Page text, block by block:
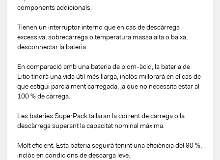
components addicionals.
Tienen un interruptor interno que en cas de descàrrega
excessiva, sobrecàrrega o temperatura massa alta o baixa,
desconnectar la bateria.
En comparació amb una bateria de plom-àcid, la bateria de
Litio tindrà una vida útil més llarga, inclòs millorarà en el cas de
que estigui parcialment carregada, ja que no necessita estar al
100 % de càrrega.
Les bateries SuperPack tallaran la corrent de càrrega o la
descàrrega superant la capacitat nominal màxima.
Molt eficient. Esta bateria seguirà tenint una eficiència del 90 %,
inclòs en condicions de descarga leve.